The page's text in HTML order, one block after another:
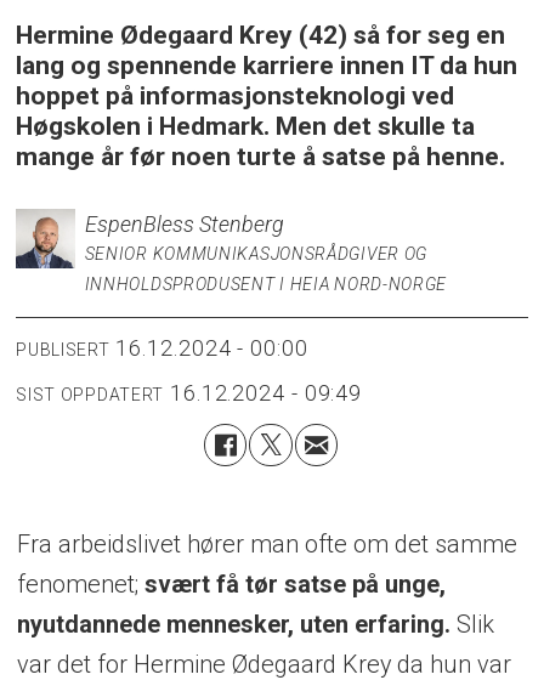
Hermine Ødegaard Krey (42) så for seg en
lang og spennende karriere innen IT da hun
hoppet på informasjonsteknologi ved
Høgskolen i Hedmark. Men det skulle ta
mange år før noen turte å satse på henne.
EspenBless Stenberg
SENIOR KOMMUNIKASJONSRÅDGIVER OG
INNHOLDSPRODUSENT I HEIA NORD-NORGE
PUBLISERT 16.12.2024 - 00:00
SIST OPPDATERT 16.12.2024 - 09:49
Fra arbeidslivet hører man ofte om det samme
fenomenet; svært få tør satse på unge,
nyutdannede mennesker, uten erfaring. Slik
var det for Hermine Ødegaard Krey da hun var